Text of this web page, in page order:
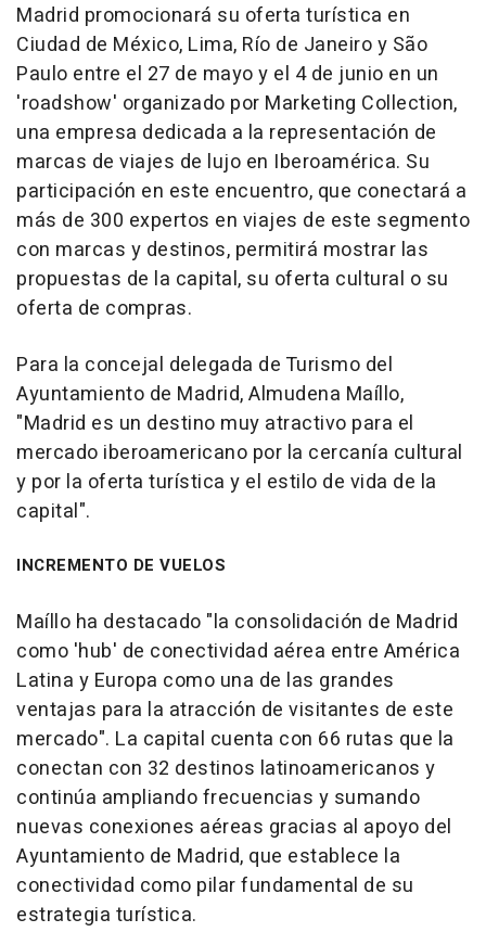
Madrid promocionará su oferta turística en
Ciudad de México, Lima, Río de Janeiro y São
Paulo entre el 27 de mayo y el 4 de junio en un
'roadshow' organizado por Marketing Collection,
una empresa dedicada a la representación de
marcas de viajes de lujo en Iberoamérica. Su
participación en este encuentro, que conectará a
más de 300 expertos en viajes de este segmento
con marcas y destinos, permitirá mostrar las
propuestas de la capital, su oferta cultural o su
oferta de compras.
Para la concejal delegada de Turismo del
Ayuntamiento de Madrid, Almudena Maíllo,
"Madrid es un destino muy atractivo para el
mercado iberoamericano por la cercanía cultural
y por la oferta turística y el estilo de vida de la
capital".
INCREMENTO DE VUELOS
Maíllo ha destacado "la consolidación de Madrid
como 'hub' de conectividad aérea entre América
Latina y Europa como una de las grandes
ventajas para la atracción de visitantes de este
mercado". La capital cuenta con 66 rutas que la
conectan con 32 destinos latinoamericanos y
continúa ampliando frecuencias y sumando
nuevas conexiones aéreas gracias al apoyo del
Ayuntamiento de Madrid, que establece la
conectividad como pilar fundamental de su
estrategia turística.